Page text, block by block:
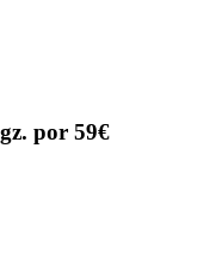
por 59€